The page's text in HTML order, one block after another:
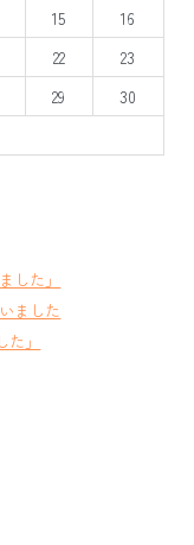
15
16
22
23
29
30
した」
ました
」